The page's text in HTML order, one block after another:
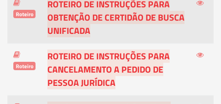
Roteiro
ROTEIRO DE INSTRUÇÕES PARA
OBTENÇÃO DE CERTIDÃO DE BUSCA
UNIFICADA
Roteiro
ROTEIRO DE INSTRUÇÕES PARA
CANCELAMENTO A PEDIDO DE
PESSOA JURÍDICA